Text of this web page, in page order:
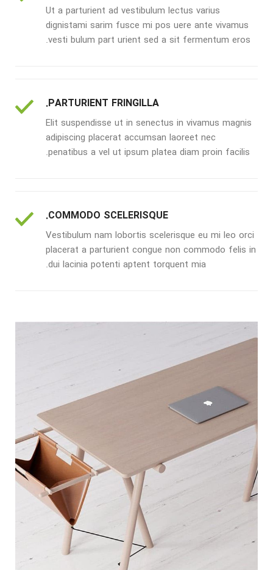
Ut a parturient ad vestibulum lectus varius
dignistami sarim fusce mi pos uere ante vivamus
vesti bulum part urient sed a sit fermentum eros.
PARTURIENT FRINGILLA.
Elit suspendisse ut in senectus in vivamus magnis
adipiscing placerat accumsan laoreet nec
penatibus a vel ut ipsum platea diam proin facilis.
COMMODO SCELERISQUE.
Vestibulum nam lobortis scelerisque eu mi leo orci
placerat a parturient congue non commodo felis in
dui lacinia potenti aptent torquent mia.